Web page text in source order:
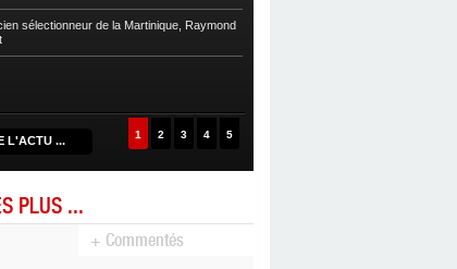
sélectionneur de la Martinique, Raymond
L'ACTU ... 1 2 3 4 5
PLUS ...
+ Commentés